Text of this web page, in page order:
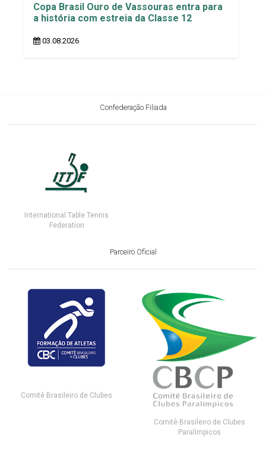
Copa Brasil Ouro de Vassouras entra para
a história com estreia da Classe 12
03.08.2026
Confederação Filiada
International Table Tennis
Federation
Parceiro Oficial
Comitê Brasileiro de Clubes
Comitê Brasileiro de Clubes
Paralímpicos